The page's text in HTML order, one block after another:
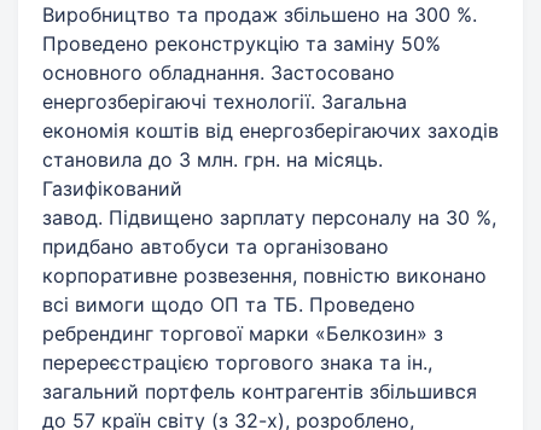
Виробництво та продаж збільшено на 300 %.
Проведено реконструкцію та заміну 50%
основного обладнання. Застосовано
енергозберігаючі технології. Загальна
економія коштів від енергозберігаючих заходів
становила до 3 млн. грн. на місяць.
Газифікований
завод. Підвищено зарплату персоналу на 30 %,
придбано автобуси та організовано
корпоративне розвезення, повністю виконано
всі вимоги щодо ОП та ТБ. Проведено
ребрендинг торгової марки «Белкозин» з
перереєстрацією торгового знака та ін.,
загальний портфель контрагентів збільшився
до 57 країн світу (з 32-х), розроблено,